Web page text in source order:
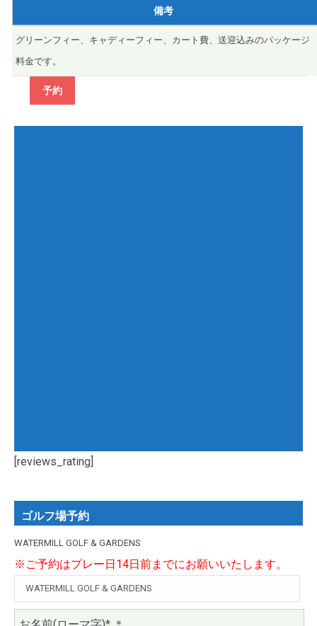
備考
グリーンフィー、キャディーフィー、カート費、送迎込みのパッケージ
料金です。
予約
[reviews_rating]
ゴルフ場予約
WATERMILL GOLF & GARDENS
※ご予約はプレー日14日前までにお願いいたします。